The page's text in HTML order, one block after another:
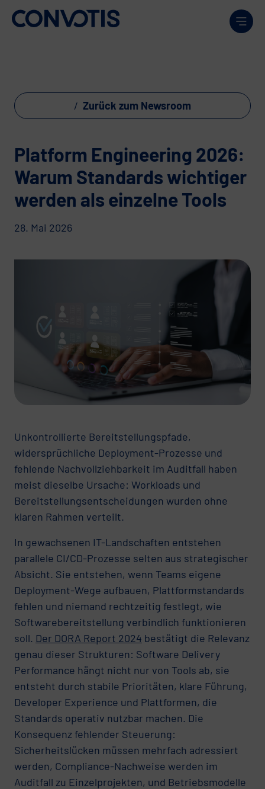
Weiter zum Inhalt
Zurück zum Newsroom
Platform Engineering 2026:
Warum Standards wichtiger
werden als einzelne Tools
28. Mai 2026
Unkontrollierte Bereitstellungspfade,
widersprüchliche Deployment-Prozesse und
fehlende Nachvollziehbarkeit im Auditfall haben
meist dieselbe Ursache: Workloads und
Bereitstellungsentscheidungen wurden ohne
klaren Rahmen verteilt.
In gewachsenen IT-Landschaften entstehen
parallele CI/CD-Prozesse selten aus strategischer
Absicht. Sie entstehen, wenn Teams eigene
Deployment-Wege aufbauen, Plattformstandards
fehlen und niemand rechtzeitig festlegt, wie
Softwarebereitstellung verbindlich funktionieren
soll. Der DORA Report 2024 bestätigt die Relevanz
genau dieser Strukturen: Software Delivery
Performance hängt nicht nur von Tools ab, sie
entsteht durch stabile Prioritäten, klare Führung,
Developer Experience und Plattformen, die
Standards operativ nutzbar machen. Die
Konsequenz fehlender Steuerung:
Sicherheitslücken müssen mehrfach adressiert
werden, Compliance-Nachweise werden im
Auditfall zu Einzelprojekten, und Betriebsmodelle